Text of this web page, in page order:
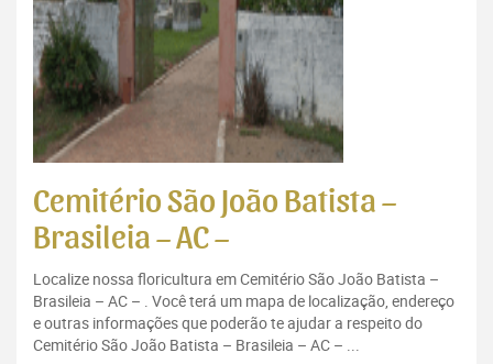
Cemitério São João Batista –
Brasileia – AC –
Localize nossa floricultura em Cemitério São João Batista –
Brasileia – AC – . Você terá um mapa de localização, endereço
e outras informações que poderão te ajudar a respeito do
Cemitério São João Batista – Brasileia – AC – ...